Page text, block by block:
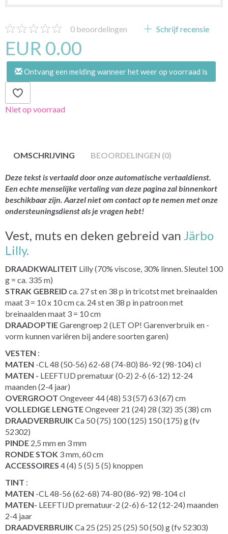
0 beoordelingen Schrijf recensie
EUR 0.00
Ontvang een melding wanneer het weer op voorraad is
Niet op voorraad
OMSCHRIJVING BEOORDELINGEN (0)
Deze tekst is vertaald door onze automatische vertaaldienst.
Een echte menselijke vertaling van deze pagina zal binnenkort
beschikbaar zijn. Aarzel niet om contact op te nemen met onze
ondersteuningsdienst als je vragen hebt!
Vest, muts en deken gebreid van Järbo
Lilly.
DRAADKWALITEIT Lilly (70% viscose, 30% linnen. Sleutel 100
g = ca. 335 m)
STRAK GEBREID ca. 27 st en 38 p in tricotst met breinaalden
maat 3 = 10 x 10 cm ca. 24 st en 38 p in patroon met
breinaalden maat 3 = 10 cm
DRAADOPTIEGarengroep 2 (LET OP! Garenverbruik en -
vorm kunnen variëren bij andere soorten garen)
VESTEN :
MATEN -CL 48 (50-56) 62-68 (74-80) 86-92 (98-104) cl
MATEN - LEEFTIJD prematuur (0-2) 2-6 (6-12) 12-24
maanden (2-4 jaar)
OVERGROOT Ongeveer 44 (48) 53 (57) 63 (67) cm
VOLLEDIGE LENGTEOngeveer 21 (24) 28 (32) 35 (38) cm
DRAADVERBRUIK Ca 50 (75) 100 (125) 150 (175) g (fv
52302)
PINDE 2,5 mm en 3 mm
RONDE STOK 3 mm, 60 cm
ACCESSOIRES 4 (4) 5 (5) 5 (5) knoppen
TINT :
MATEN -CL 48-56 (62-68) 74-80 (86-92) 98-104 cl
MATEN- LEEFTIJD prematuur-2 (2-6) 6-12 (12-24) maanden
2-4 jaar
DRAADVERBRUIK Ca 25 (25) 25 (25) 50 (50) g (fv 52303)